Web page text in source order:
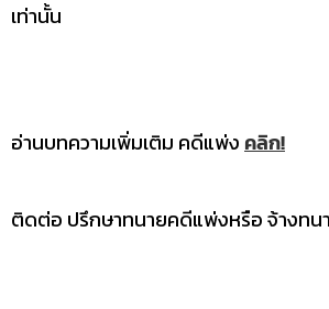
เท่านั้น
อ่านบทความเพิ่มเติม คดีแพ่ง คลิก!
ติดต่อ ปรึกษาทนายคดีแพ่งหรือ จ้างท